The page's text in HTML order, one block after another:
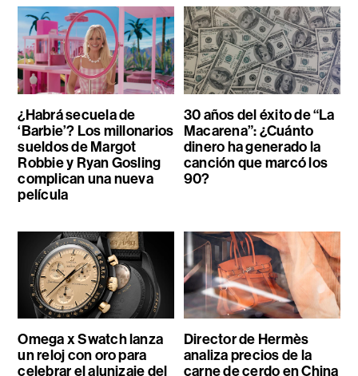
¿Habrá secuela de
‘Barbie’? Los millonarios
sueldos de Margot
Robbie y Ryan Gosling
complican una nueva
película
30 años del éxito de “La
Macarena”: ¿Cuánto
dinero ha generado la
canción que marcó los
90?
Omega x Swatch lanza
un reloj con oro para
celebrar el alunizaje del
Director de Hermès
analiza precios de la
carne de cerdo en China